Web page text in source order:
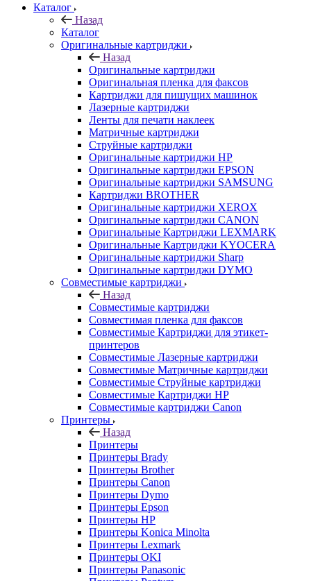
Каталог
Назад
Каталог
Оригинальные картриджи
Назад
Оригинальные картриджи
Оригинальная пленка для факсов
Картриджи для пишущих машинок
Лазерные картриджи
Ленты для печати наклеек
Матричные картриджи
Струйные картриджи
Оригинальные картриджи HP
Оригинальные картриджи EPSON
Оригинальные картриджи SAMSUNG
Картриджи BROTHER
Оригинальные картриджи XEROX
Оригинальные картриджи CANON
Оригинальные Картриджи LEXMARK
Оригинальные Картриджи KYOCERA
Оригинальные картриджи Sharp
Оригинальные картриджи DYMO
Совместимые картриджи
Назад
Совместимые картриджи
Совместимая пленка для факсов
Совместимые Картриджи для этикет-
принтеров
Совместимые Лазерные картриджи
Совместимые Матричные картриджи
Совместимые Струйные картриджи
Совместимые Картриджи HP
Совместимые картриджи Canon
Принтеры
Назад
Принтеры
Принтеры Brady
Принтеры Brother
Принтеры Canon
Принтеры Dymo
Принтеры Epson
Принтеры HP
Принтеры Konica Minolta
Принтеры Lexmark
Принтеры OKI
Принтеры Panasonic